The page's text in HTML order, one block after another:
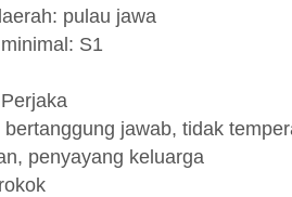
pulau jawa
S1
jawab, tidak
penyayang keluarga